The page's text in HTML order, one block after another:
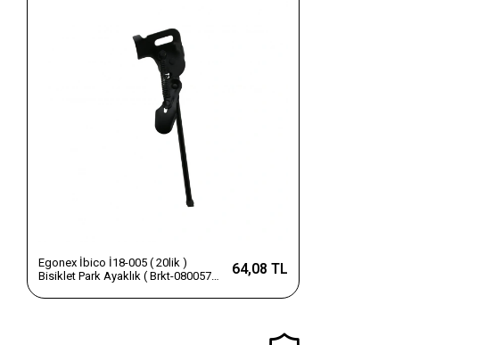
Egonex İbico İ18-005 ( 20lik )
Bisiklet Park Ayaklık ( Brkt-080057
64,08 TL